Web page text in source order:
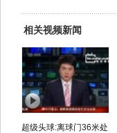
相关视频新闻
超级头球:离球门36米处